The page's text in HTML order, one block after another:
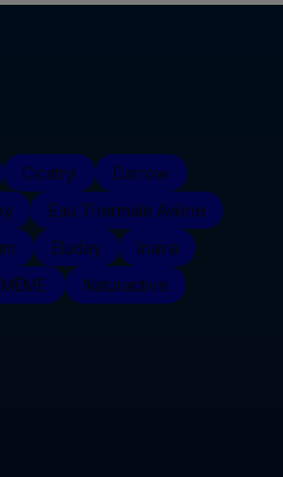
Cicatryl
Darrow
Eau Thermale Avène
Eluday
Inava
MÊME
Naturactive